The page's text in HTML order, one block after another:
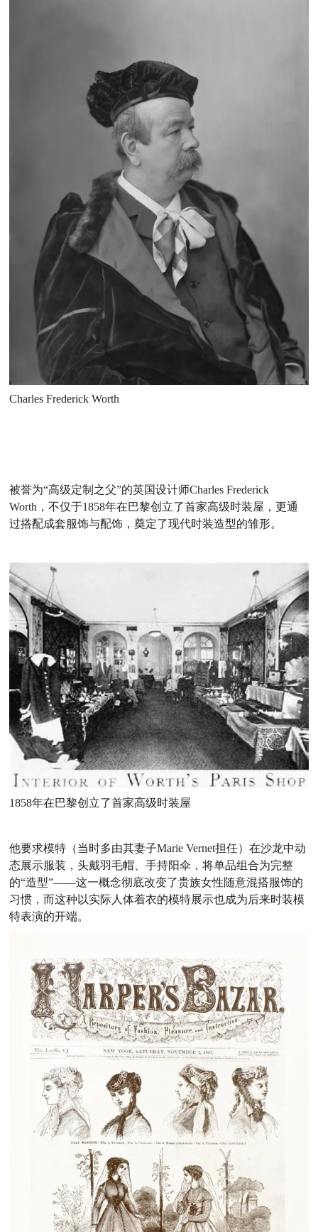
Charles Frederick Worth
被誉为“高级定制之父”的英国设计师Charles Frederick
Worth，不仅于1858年在巴黎创立了首家高级时装屋，更通
过搭配成套服饰与配饰，奠定了现代时装造型的雏形。
1858年在巴黎创立了首家高级时装屋
他要求模特（当时多由其妻子Marie Vernet担任）在沙龙中动
态展示服装，头戴羽毛帽、手持阳伞，将单品组合为完整
的“造型”——这一概念彻底改变了贵族女性随意混搭服饰的
习惯，而这种以实际人体着衣的模特展示也成为后来时装模
特表演的开端。